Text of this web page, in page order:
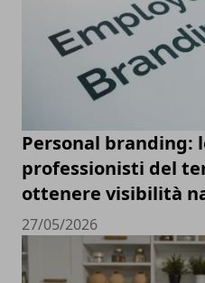
Personal branding:
professionisti del
ottenere visibilità
27/05/2026